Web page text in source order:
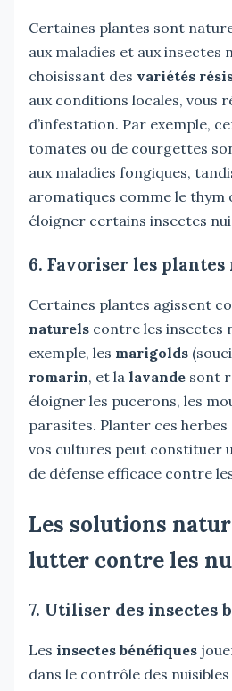
Certaines plantes sont
aux maladies et aux insectes
choisissant des variétés
aux conditions locales, vous
d’infestation. Par exemple,
tomates ou de courgettes
aux maladies fongiques,
aromatiques comme le thym
éloigner certains insectes
6. Favoriser les
Certaines plantes agissent
naturels contre les insectes
exemple, les marigolds
romarin, et la lavande sont
éloigner les pucerons, les
parasites. Planter ces
vos cultures peut constituer
de défense efficace contre
Les solutions
lutter contre les
7. Utiliser des insectes
Les insectes bénéfiques
dans le contrôle des